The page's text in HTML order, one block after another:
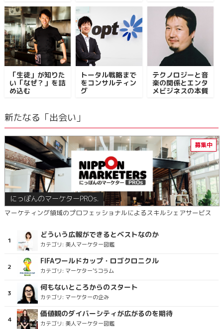
「生徒」が知りた
い「なぜ？」を詰
め込む
トータル戦略まで
をコンサルティン
グ
テクノロジーと音
楽の関係とエンタ
メビジネスの本質
新たなる「出会い」
にっぽんのマーケターPROs.
マーケティング領域のプロフェッショナルによるスキルシェアサービス
どういう広報ができるとベストなのか
カテゴリ: 美人マーケター図鑑
FIFAワールドカップ・ロゴクロニクル
カテゴリ: マーケター’Sコラム
何もないところからのスタート
カテゴリ: マーケターの企み
価値観のダイバーシティが広がるのを期待
カテゴリ: 美人マーケター図鑑